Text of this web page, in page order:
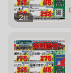
2枚